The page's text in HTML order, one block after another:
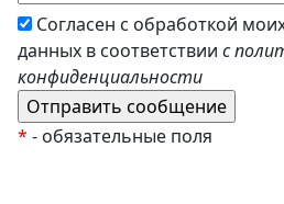
Согласен с обработкой
данных в соответствии с
конфиденциальности
* - обязательные поля